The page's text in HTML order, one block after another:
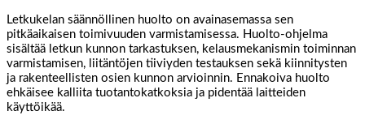
Letkukelan säännöllinen huolto on avainasemassa sen
pitkäaikaisen toimivuuden varmistamisessa. Huolto-ohjelma
sisältää letkun kunnon tarkastuksen, kelausmekanismin toiminnan
varmistamisen, liitäntöjen tiiviyden testauksen sekä kiinnitysten
ja rakenteellisten osien kunnon arvioinnin. Ennakoiva huolto
ehkäisee kalliita tuotantokatkoksia ja pidentää laitteiden
käyttöikää.